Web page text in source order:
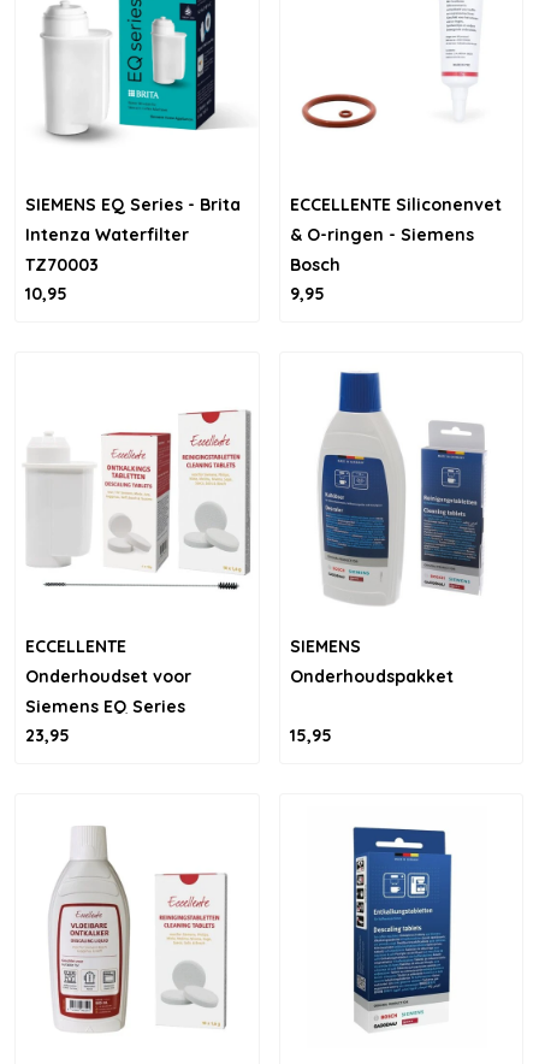
SIEMENS EQ Series - Brita
Intenza Waterfilter
TZ70003
10,95
ECCELLENTE Siliconenvet
& O-ringen - Siemens
Bosch
9,95
ECCELLENTE
Onderhoudset voor
Siemens EQ Series
23,95
SIEMENS
Onderhoudspakket
15,95